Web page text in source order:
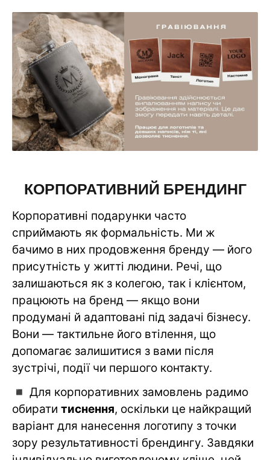
КОРПОРАТИВНИЙ БРЕНДИНГ
Корпоративні подарунки часто
сприймають як формальність. Ми ж
бачимо в них продовження бренду — його
присутність у житті людини. Речі, що
залишаються як з колегою, так і клієнтом,
працюють на бренд — якщо вони
продумані й адаптовані під задачі бізнесу.
Вони — тактильне його втілення, що
допомагає залишитися з вами після
зустрічі, події чи першого контакту.
◾️ Для корпоративних замовлень радимо
обирати тиснення, оскільки це найкращий
варіант для нанесення логотипу з точки
зору результативності брендингу. Завдяки